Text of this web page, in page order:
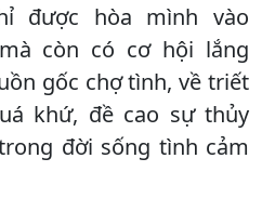
được hòa mình vào
còn có cơ hội lắng
gốc chợ tình, về triết
khứ, đề cao sự thủy
đời sống tình cảm